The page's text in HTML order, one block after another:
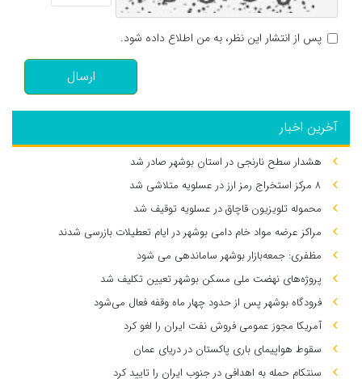
پس از انتشار این نظر، به من اطلاع داده شود.
ارسال
آخرین اخبار
هشدار سطح نارنجی در استان بوشهر صادر شد
۸ مرکز استخراج رمز ارز در عسلویه متلاشی شد
محموله تلویزیون قاچاق در عسلویه توقیف شد
مراکز عرضه مواد خام دامی بوشهر در ایام تعطیلات بازرسی شدند
مظفری: جمعه‌بازار بوشهر ساماندهی می‌ شود
پروژه‌های نهضت ملی مسکن بوشهر تعیین تکلیف شد
فرودگاه بوشهر پس از حدود چهار ماه وقفه فعال می‌شود
آمریکا مجوز عمومی فروش نفت ایران را لغو کرد
سقوط هواپیمای باری پاکستان در دریای عمان
سنتکام حمله به اهدافی در جنوب ایران را تایید کرد